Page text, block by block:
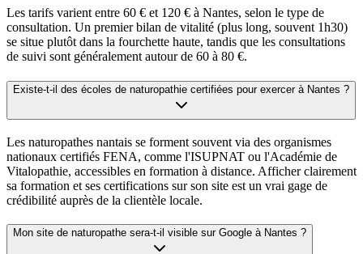
Les tarifs varient entre 60 € et 120 € à Nantes, selon le type de
consultation. Un premier bilan de vitalité (plus long, souvent 1h30)
se situe plutôt dans la fourchette haute, tandis que les consultations
de suivi sont généralement autour de 60 à 80 €.
Existe-t-il des écoles de naturopathie certifiées pour exercer à Nantes ?
Les naturopathes nantais se forment souvent via des organismes
nationaux certifiés FENA, comme l'ISUPNAT ou l'Académie de
Vitalopathie, accessibles en formation à distance. Afficher clairement
sa formation et ses certifications sur son site est un vrai gage de
crédibilité auprès de la clientèle locale.
Mon site de naturopathe sera-t-il visible sur Google à Nantes ?